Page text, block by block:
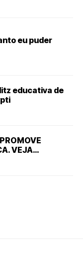
eu puder
educativa de
VEJA